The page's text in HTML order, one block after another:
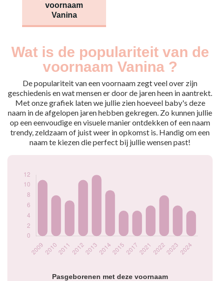
voornaam
Vanina
Wat is de populariteit van de
voornaam Vanina ?
De populariteit van een voornaam zegt veel over zijn
geschiedenis en wat mensen er door de jaren heen in aantrekt.
Met onze grafiek laten we jullie zien hoeveel baby's deze
naam in de afgelopen jaren hebben gekregen. Zo kunnen jullie
op een eenvoudige en visuele manier ontdekken of een naam
trendy, zeldzaam of juist weer in opkomst is. Handig om een
naam te kiezen die perfect bij jullie wensen past!
Pasgeborenen met deze voornaam
Popularité du
prénom Vanina par
Année
Nouveaux-
nés
2010
8
2011
7
2012
11
2013
12
2014
9
2015
5
5
2023
2024